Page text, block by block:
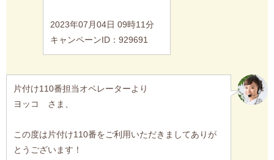
2023年07月04日 09時11分
キャンペーンID：929691
片付け110番担当オペレーターより
ヨッコ さま、
この度は片付け110番をご利用いただきましてありが
とうございます！